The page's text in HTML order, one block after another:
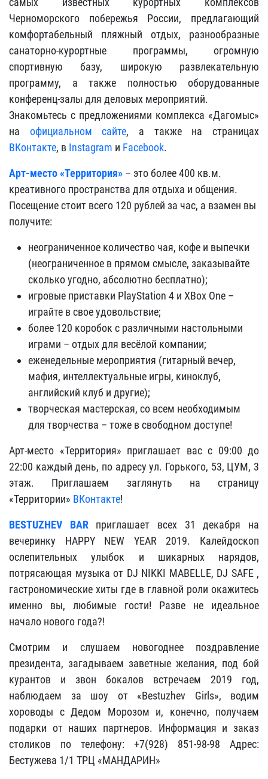
Черноморского побережья России, предлагающий
комфортабельный пляжный отдых, разнообразные
санаторно-курортные программы, огромную
спортивную базу, широкую развлекательную
программу, а также полностью оборудованные
конференц-залы для деловых мероприятий.
Знакомьтесь с предложениями комплекса «Дагомыс»
на официальном сайте, а также на страницах
ВКонтакте, в Instagram и Facebook.
Арт-место «Территория» – это более 400 кв.м.
креативного пространства для отдыха и общения.
Посещение стоит всего 120 рублей за час, а взамен вы
получите:
неограниченное количество чая, кофе и выпечки
(неограниченное в прямом смысле, заказывайте
сколько угодно, абсолютно бесплатно);
игровые приставки PlayStation 4 и XBox One –
играйте в свое удовольствие;
более 120 коробок с различными настольными
играми – отдых для весёлой компании;
еженедельные мероприятия (гитарный вечер,
мафия, интеллектуальные игры, киноклуб,
английский клуб и другие);
творческая мастерская, со всем необходимым
для творчества – тоже в свободном доступе!
Арт-место «Территория» приглашает вас с 09:00 до
22:00 каждый день, по адресу ул. Горького, 53, ЦУМ, 3
этаж. Приглашаем заглянуть на страницу
«Территории» ВКонтакте!
BESTUZHEV BARприглашает всех 31 декабря на
вечеринку HAPPY NEW YEAR 2019. Калейдоскоп
ослепительных улыбок и шикарных нарядов,
потрясающая музыка от DJ NIKKI MABELLE, DJ SAFE ,
гастрономические хиты где в главной роли окажитесь
именно вы, любимые гости! Разве не идеальное
начало нового года?!
Смотрим и слушаем новогоднее поздравление
президента, загадываем заветные желания, под бой
курантов и звон бокалов встречаем 2019 год,
наблюдаем за шоу от «Bestuzhev Girls», водим
хороводы с Дедом Морозом и, конечно, получаем
подарки от наших партнеров. Информация и заказ
столиков по телефону: +7(928) 851-98-98 Адрес:
Бестужева 1/1 ТРЦ «МАНДАРИН»